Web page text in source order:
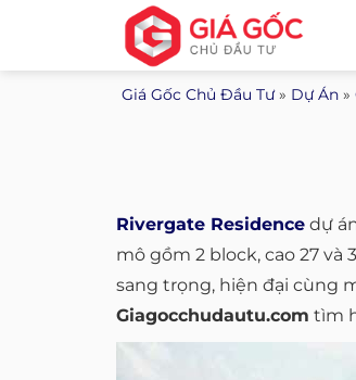
nội
Giá Gốc Chủ Đầu Tư» Dự Án »
Rivergate Residence dự
mô gồm 2 block, cao 27 và
sang trọng, hiện đại cùng
Giagocchudautu.com tìm